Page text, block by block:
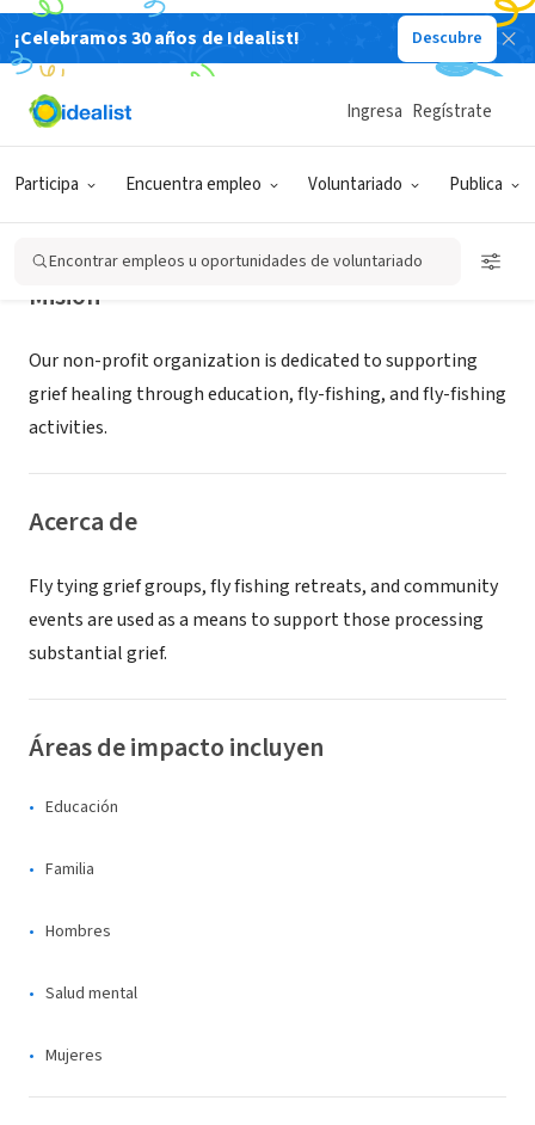
¡Celebramos 30 años de Idealist! Descubre
Participa Encuentra empleo Voluntariado Publica
Ingresa Regístrate
Encontrar empleos u oportunidades de voluntariado
ORGANIZACIÓN SIN FIN DE LUCRO
Angling In Grief Support
Misión
Our non-profit organization is dedicated to supporting
grief healing through education, fly-fishing, and fly-fishing
activities.
Acerca de
Fly tying grief groups, fly fishing retreats, and community
events are used as a means to support those processing
substantial grief.
Áreas de impacto incluyen
Educación
Familia
Hombres
Salud mental
Mujeres